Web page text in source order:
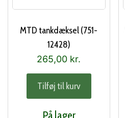
MTD tankdæksel (751-
12428)
265,00 kr.
Tilføj til kurv
På lager